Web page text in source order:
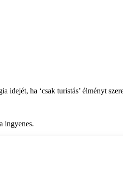
idejét, ha ‘csak turistás’ élményt
ingyenes.